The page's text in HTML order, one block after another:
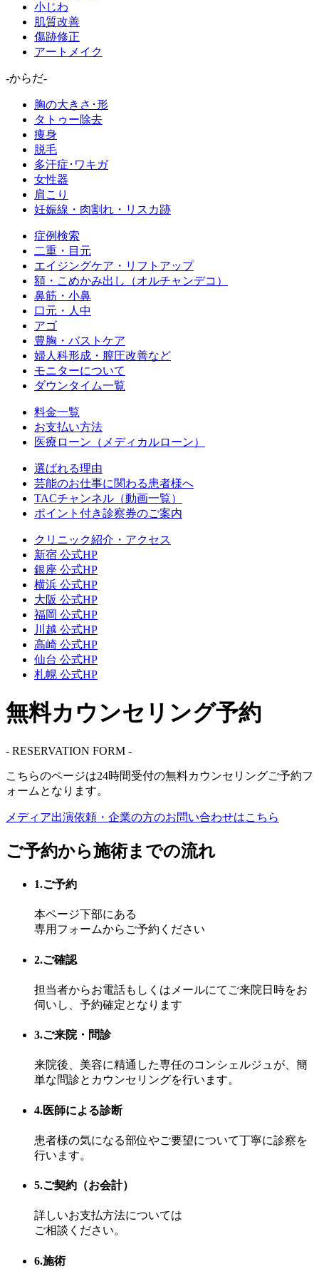
小じわ
肌質改善
傷跡修正
アートメイク
-からだ-
胸の大きさ･形
タトゥー除去
痩身
脱毛
多汗症･ワキガ
女性器
肩こり
妊娠線・肉割れ・リスカ跡
症例検索
二重・目元
エイジングケア・リフトアップ
額・こめかみ出し（オルチャンデコ）
鼻筋・小鼻
口元・人中
アゴ
豊胸・バストケア
婦人科形成・膣圧改善など
モニターについて
ダウンタイム一覧
料金一覧
お支払い方法
医療ローン（メディカルローン）
選ばれる理由
芸能のお仕事に関わる患者様へ
TACチャンネル（動画一覧）
ポイント付き診察券のご案内
クリニック紹介・アクセス
新宿 公式HP
銀座 公式HP
横浜 公式HP
大阪 公式HP
福岡 公式HP
川越 公式HP
高崎 公式HP
仙台 公式HP
札幌 公式HP
無料カウンセリング予約
- RESERVATION FORM -
こちらのページは24時間受付の無料カウンセリングご予約フ
ォームとなります。
メディア出演依頼・企業の方のお問い合わせはこちら
ご予約から施術までの流れ
1.ご予約
本ページ下部にある
専用フォームからご予約ください
2.ご確認
担当者からお電話もしくはメールにてご来院日時をお
伺いし、予約確定となります
3.ご来院・問診
来院後、美容に精通した専任のコンシェルジュが、簡
単な問診とカウンセリングを行います。
4.医師による診断
患者様の気になる部位やご要望について丁寧に診察を
行います。
5.ご契約（お会計）
詳しいお支払方法については
ご相談ください。
6.施術